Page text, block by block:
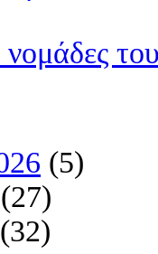
νομάδες
(5)
(27)
(32)